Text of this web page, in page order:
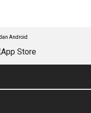
Android